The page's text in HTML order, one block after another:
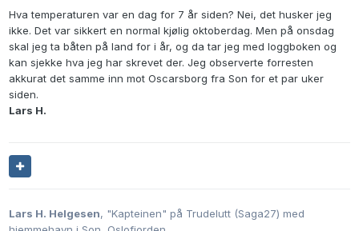
Hva temperaturen var en dag for 7 år siden? Nei, det husker jeg
ikke. Det var sikkert en normal kjølig oktoberdag. Men på onsdag
skal jeg ta båten på land for i år, og da tar jeg med loggboken og
kan sjekke hva jeg har skrevet der. Jeg observerte forresten
akkurat det samme inn mot Oscarsborg fra Son for et par uker
siden.
Lars H.
Lars H. Helgesen, "Kapteinen" på Trudelutt (Saga27) med